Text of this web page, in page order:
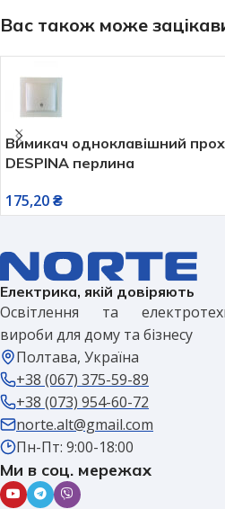
Вас також може
Вимикач одноклавішний
DESPINA перлина
175,20₴
Електрика, якій довіряють
Освітлення та
вироби для дому та бізнесу
Полтава, Україна
+38 (067) 375-59-89
+38 (073) 954-60-72
norte.alt@gmail.com
Пн-Пт: 9:00-18:00
Ми в соц. мережах